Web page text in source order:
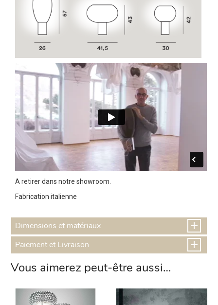
A retirer dans notre showroom.
Fabrication italienne
Dimensions et matériaux
Paiement et Livraison
Vous aimerez peut-être aussi…